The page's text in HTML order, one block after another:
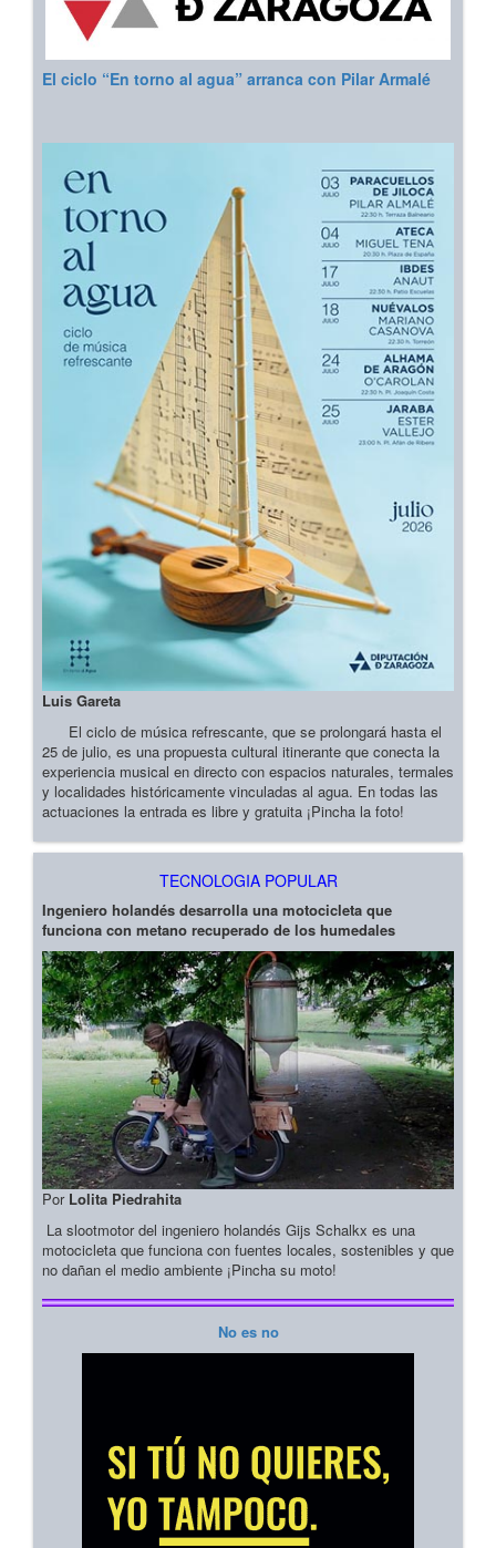
El ciclo “En torno al agua” arranca con Pilar Armalé
Luis Gareta
El ciclo de música refrescante, que se prolongará hasta el
25 de julio, es una propuesta cultural itinerante que conecta la
experiencia musical en directo con espacios naturales, termales
y localidades históricamente vinculadas al agua. En todas las
actuaciones la entrada es libre y gratuita ¡Pincha la foto!
TECNOLOGIA POPULAR
Ingeniero holandés desarrolla una motocicleta que
funciona con metano recuperado de los humedales
Por Lolita Piedrahita
La slootmotor del ingeniero holandés Gijs Schalkx es una
motocicleta que funciona con fuentes locales, sostenibles y que
no dañan el medio ambiente ¡Pincha su moto!
No es no